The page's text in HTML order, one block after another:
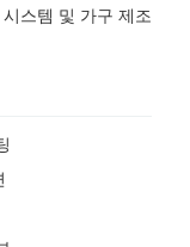
스템 및 가구 제조